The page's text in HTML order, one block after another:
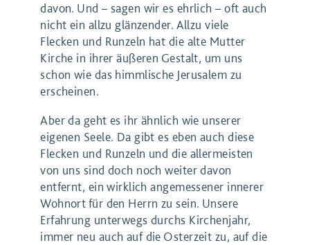
davon. Und – sagen wir es ehrlich – oft auch
nicht ein allzu glänzender. Allzu viele
Flecken und Runzeln hat die alte Mutter
Kirche in ihrer äußeren Gestalt, um uns
schon wie das himmlische Jerusalem zu
erscheinen.
Aber da geht es ihr ähnlich wie unserer
eigenen Seele. Da gibt es eben auch diese
Flecken und Runzeln und die allermeisten
von uns sind doch noch weiter davon
entfernt, ein wirklich angemessener innerer
Wohnort für den Herrn zu sein. Unsere
Erfahrung unterwegs durchs Kirchenjahr,
immer neu auch auf die Osterzeit zu, auf die